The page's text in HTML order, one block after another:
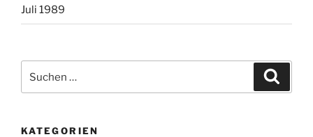
Juli 1989
nach:
KATEGORIEN